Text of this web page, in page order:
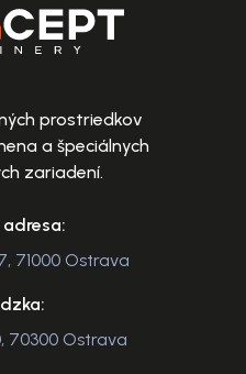
prostriedkov
a špeciálnych
zariadení.
adresa:
71000 Ostrava
70300 Ostrava